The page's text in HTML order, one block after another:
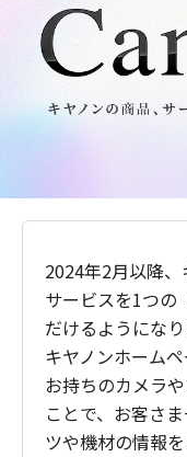
2024年2月以降
サービスを1つの
だけるようになり
キヤノンホーム
お持ちのカメラ
ことで、お客さ
ツや機材の情報